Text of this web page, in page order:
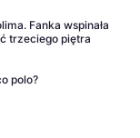
Fanka wspinała
trzeciego piętra
polo?